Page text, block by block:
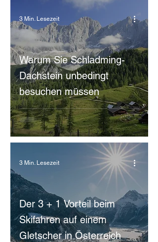
Warum Sie Schladming-
Dachstein unbedingt
besuchen müssen
3 Min. Lesezeit
Der 3 + 1 Vorteil beim
Skifahren auf einem
Gletscher in Österreich
3 Min. Lesezeit